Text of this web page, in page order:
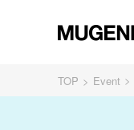
TOP Event